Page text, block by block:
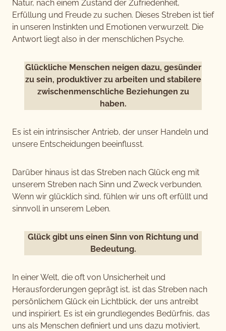
Natur, nach einem Zustand der Zufriedenheit,
Erfüllung und Freude zu suchen. Dieses Streben ist tief
in unseren Instinkten und Emotionen verwurzelt. Die
Antwort liegt also in der menschlichen Psyche.
Glückliche Menschen neigen dazu, gesünder
zu sein, produktiver zu arbeiten und stabilere
zwischenmenschliche Beziehungen zu
haben.
Es ist ein intrinsischer Antrieb, der unser Handeln und
unsere Entscheidungen beeinflusst.
Darüber hinaus ist das Streben nach Glück eng mit
unserem Streben nach Sinn und Zweck verbunden.
Wenn wir glücklich sind, fühlen wir uns oft erfüllt und
sinnvoll in unserem Leben.
Glück gibt uns einen Sinn von Richtung und
Bedeutung.
In einer Welt, die oft von Unsicherheit und
Herausforderungen geprägt ist, ist das Streben nach
persönlichem Glück ein Lichtblick, der uns antreibt
und inspiriert. Es ist ein grundlegendes Bedürfnis, das
uns als Menschen definiert und uns dazu motiviert,